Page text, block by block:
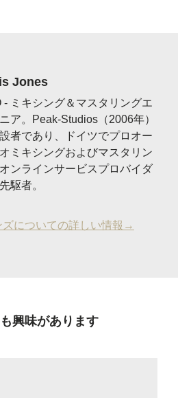
Jones
- ミキシング＆マスタリングエ
ア。Peak-Studios（2006年）
者であり、ドイツでプロオー
ミキシングおよびマスタリン
ンラインサービスプロバイダ
駆者。
ズについての詳しい情報→
興味があります